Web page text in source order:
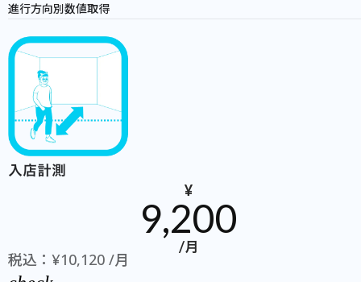
進行方向別数値取得
入店計測
¥
9,200
/月
税込：¥10,120 /月